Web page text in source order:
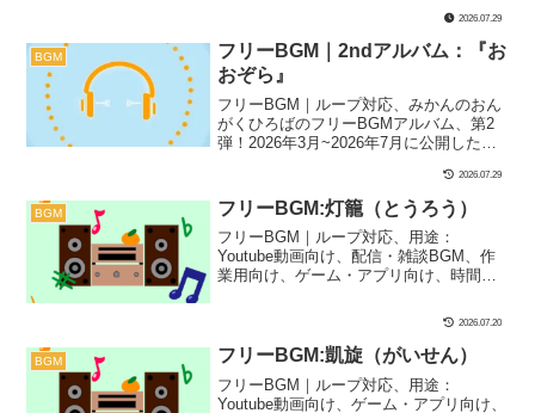
器：オーケストラ｜30秒BGM第44弾！オ
ーケストラ風に仕上げた、パレード系な
一曲『グランドパレード』のリミックス
バージョンです！感謝祭やフェスティバ
ル、フィナーレのシーンなどの楽しくて
盛り上がる場面にぴったりです！
2026.07.29
BGM
フリーBGM｜2ndアルバム：『お
おぞら』
フリーBGM｜ループ対応、みかんのおん
がくひろばのフリーBGMアルバム、第2
弾！2026年3月~2026年7月に公開した長
『はじまり』とも併せて、みかんのおん
がくひろばにどんな曲があるのかとして
の確認や、作業用のプレイリストとして
聴いてみてください！
2026.07.29
BGM フリーBGM:灯籠（とうろう）
フリーBGM｜ループ対応、用途：
Youtube動画向け、配信・雑談BGM、作
業用向け、ゲーム・アプリ向け、時間：3
ル：ゆったり、おしゃれ、楽器：和風、
ファンタジー｜切ない夏の灯籠流しをイ
メージした楽曲です！神秘的なシーン
や、神聖なイベント、ゲームのBGMなど
にぴったり！
2026.07.20
BGM フリーBGM:凱旋（がいせん）
フリーBGM｜ループ対応、用途：
Youtube動画向け、ゲーム・アプリ向け、